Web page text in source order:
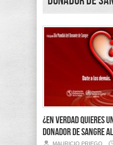
¿En verdad quieres
donador de sangre
MAURICIO PRIEGO